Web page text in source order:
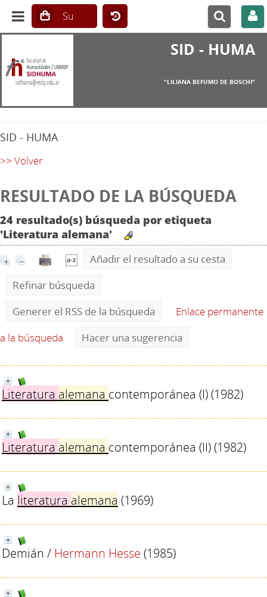
SID - HUMA
"LILIANA BEFUMO DE BOSCHI"
SID - HUMA
>> Volver
RESULTADO DE LA BÚSQUEDA
24 resultado(s) búsqueda por etiqueta
'Literatura alemana'
Añadir el resultado a su cesta
Refinar búsqueda
Generer el RSS de la búsqueda
Enlace permanente
a la búsqueda
Hacer una sugerencia
Literatura alemana contemporánea (I)(1982)
Literatura alemana contemporánea (II)(1982)
La literatura alemana (1969)
Demián / Hermann Hesse (1985)